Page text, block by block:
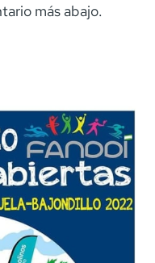
más abajo.